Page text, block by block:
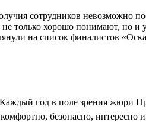
сотрудников невозможно
только хорошо понимают, но и
на список финалистов
год в поле зрения жюри
безопасно,